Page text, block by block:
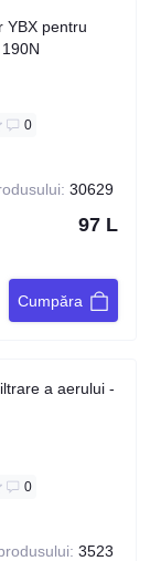
YBX pentru
0
30629
97 L
Cumpăra
a aerului -
0
3523